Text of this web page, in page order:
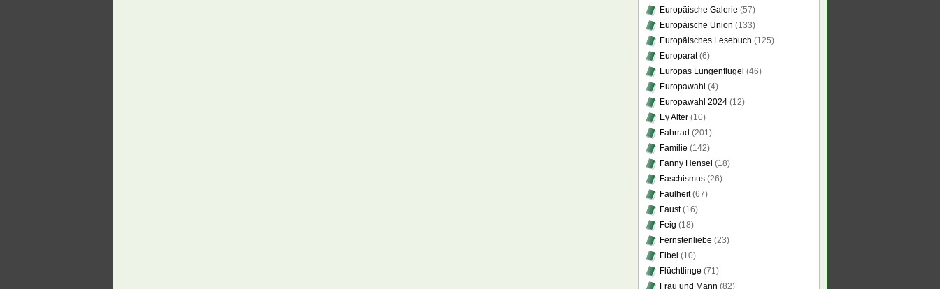
Europäische Galerie (57)
Europäische Union (133)
Europäisches Lesebuch (125)
Europarat(6)
Europas Lungenflügel (46)
Europawahl (4)
Europawahl 2024 (12)
Ey Alter (10)
Fahrrad (201)
Familie (142)
Fanny Hensel (18)
Faschismus (26)
Faulheit(67)
Faust(16)
Feig (18)
Fernstenliebe (23)
Fibel (10)
Flüchtlinge (71)
Frau und Mann (82)